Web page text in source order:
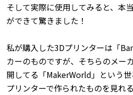
そして実際に使用してみると、本
ができて驚きました！
私が購入した3Dプリンターは「
カーのものですが、そちらのメー
開してる「MakerWorld」という
プリンターで作られたものを見れ